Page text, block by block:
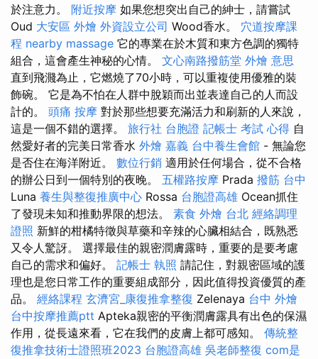
於注意力。 附近按摩 如果您想突出自己的紳士，請嘗試
Oud 大安區 外燴 外資設立公司 Wood香水。 穴道按摩課
程 nearby massage 它的專業在於木質和東方色調的獨特
組合，這會產生神秘的心情。 文心南路撥筋堂 外燴 意思
直到飛濺為止，它燃燒了70小時，可以重複使用優雅的裝
飾碗。 它是為不怕在人群中脫穎而出並表達自己的人而設
計的。 頭痛 按摩 對於那些想要充滿活力和刷新的人來說，
這是一個不錯的選擇。 旅行社 台胞證 記帳士 考試 心得 自
然愛好者的完美日常香水 外燴 嘉義 台中養生會館 - 無論您
是否住在海洋附近。 數位行銷 適用於任何場合，從不合格
的辦公日到一個特別的夜晚。 五權路按摩 Prada 撥筋 台中
Luna 養生與整復推廣中心 Rossa 台胞證高雄 Ocean抓住
了發現未知和推動界限的想法。 素食 外燴 台北 經絡調理
證照 新鮮的柑橘特徵與草藥和辛辣的心臟相結合，既熟悉
又令人驚訝。 選擇最佳的親密潤膚露時，重要的是要考慮
自己的需求和偏好。 記帳士 執照 請記住，對親密區域的護
理也是您日常工作的重要組成部分，因此值得投資優質的產
品。 經絡課程 玄濟宮_康復推拿整復 Zelenaya 台中 外燴
台中按摩推薦ptt Apteka親密的平衡潤膚露具有出色的保濕
作用，從長遠來看，它在我們的皮膚上都可感知。 傳統整
復推拿技術士證照班2023 台胞證高雄 吳老師整復 com是